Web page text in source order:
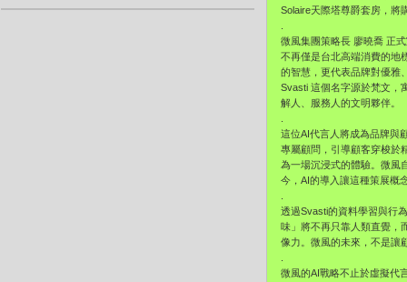
Solaire天際塔尊爵套房，將
微風集團策略長 廖曉喬 正
不再僅是台北高端消費的地
的智慧，更代表品牌對優雅
Svasti 這個名字源於梵文，
解人、服務人的文明夥伴。
這位AI代言人將成為品牌與
專屬顧問，引導顧客穿梭於
為一場沉浸式的體驗。微風
今，AI的導入讓這種策展概
透過Svasti的資料學習與行
味」將不再只靠人類直覺，
像力。微風的未來，不是讓
微風的AI戰略不止於虛擬代